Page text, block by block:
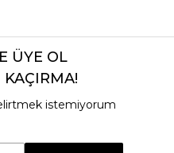
ÜYE OL
KAÇIRMA!
istemiyorum